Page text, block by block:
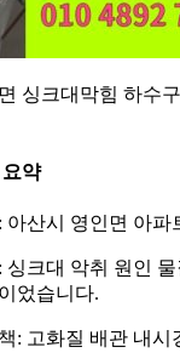
싱크대막힘 하수
약
아산시 영인면 아
싱크대 악취 원인
었습니다.
: 고화질 배관 내시